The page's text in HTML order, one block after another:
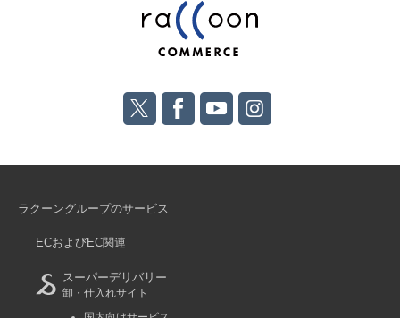
ラクーングループのサービス
ECおよびEC関連
スーパーデリバリー
卸・仕入れサイト